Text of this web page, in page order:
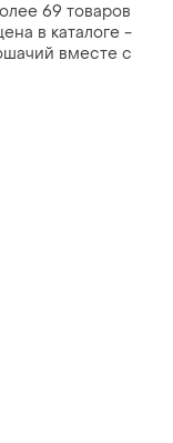
69 товаров
в каталоге -
вместе с